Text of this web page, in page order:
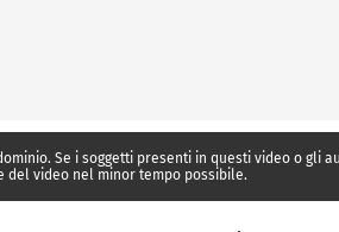
Se i soggetti presenti in questi video o
del video nel minor tempo possibile.